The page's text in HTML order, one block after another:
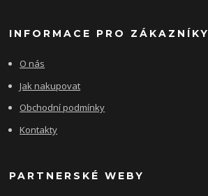
INFORMACE PRO ZÁKAZNÍKY
O nás
Jak nakupovat
Obchodní podmínky
Kontakty
PARTNERSKÉ WEBY